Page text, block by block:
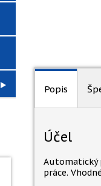
Popis
Účel
Automatický
práce.